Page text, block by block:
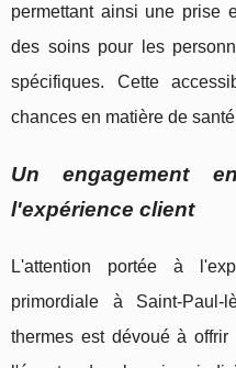
permettant ainsi une prise
des soins pour les
spécifiques. Cette
chances en matière de
Un engagement
l'expérience client
L'attention portée à
primordiale à Saint-
thermes est dévoué à